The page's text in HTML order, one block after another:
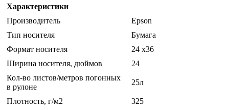
Характеристики
Производитель
Epson
Тип носителя
Бумага
Формат носителя
24 x36
Ширина носителя, дюймов
24
Кол-во листов/метров погонных
в рулоне
25л
Плотность, г/м2
325